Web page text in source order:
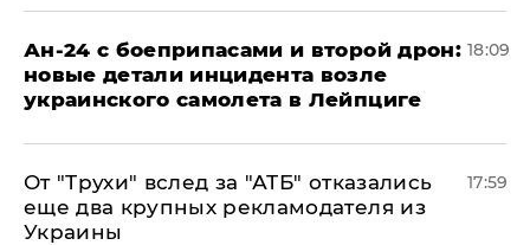
Ан-24 с боеприпасами и второй дрон:
новые детали инцидента возле
украинского самолета в Лейпциге
18:09
От "Трухи" вслед за "АТБ" отказались
еще два крупных рекламодателя из
Украины
17:59